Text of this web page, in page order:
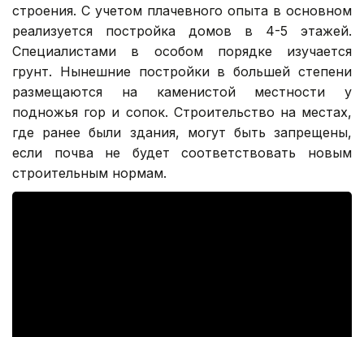
строения. С учетом плачевного опыта в основном
реализуется постройка домов в 4-5 этажей.
Специалистами в особом порядке изучается
грунт. Нынешние постройки в большей степени
размещаются на каменистой местности у
подножья гор и сопок. Строительство на местах,
где ранее были здания, могут быть запрещены,
если почва не будет соответствовать новым
строительным нормам.